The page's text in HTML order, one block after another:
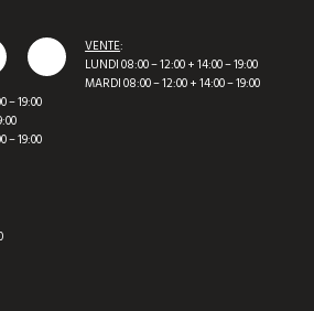
VENTE:
LUNDI 08:00 – 12:00 + 14:00 – 19:00
MARDI 08:00 – 12:00 + 14:00 – 19:00
– 19:00
– 19:00